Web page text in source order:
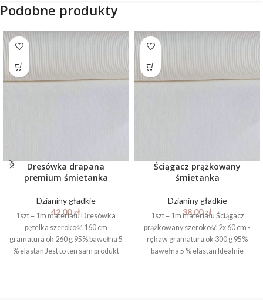
Podobne produkty
Dresówka drapana
premium śmietanka
Dzianiny gładkie
42.00zł
1szt = 1m materiału Dresówka
pętelka szerokość 160 cm
gramatura ok 260 g 95% bawełna 5
% elastan Jest to ten sam produkt
Ściągacz prążkowany
śmietanka
Dzianiny gładkie
38.00zł
1szt = 1m materiału Ściągacz
prążkowany szerokość 2x 60 cm -
rękaw gramatura ok 300 g 95%
bawełna 5 % elastan Idealnie